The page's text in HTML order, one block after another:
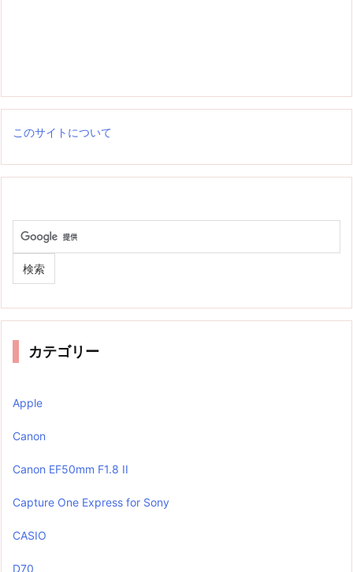
このサイトについて
カテゴリー
Apple
Canon
Canon EF50mm F1.8 II
Capture One Express for Sony
CASIO
D70